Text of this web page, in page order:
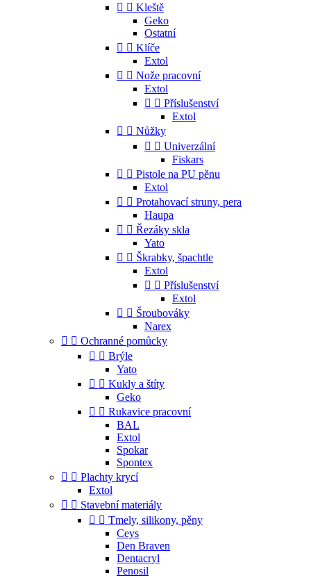
  Kleště
Geko
Ostatní
  Klíče
Extol
  Nože pracovní
Extol
  Příslušenství
Extol
  Nůžky
  Univerzální
Fiskars
  Pistole na PU pěnu
Extol
  Protahovací struny, pera
Haupa
  Řezáky skla
Yato
  Škrabky, špachtle
Extol
  Příslušenství
Extol
  Šroubováky
Narex
  Ochranné pomůcky
  Brýle
Yato
  Kukly a štíty
Geko
  Rukavice pracovní
BAL
Extol
Spokar
Spontex
  Plachty krycí
Extol
  Stavební materiály
  Tmely, silikony, pěny
Ceys
Den Braven
Dentacryl
Penosil